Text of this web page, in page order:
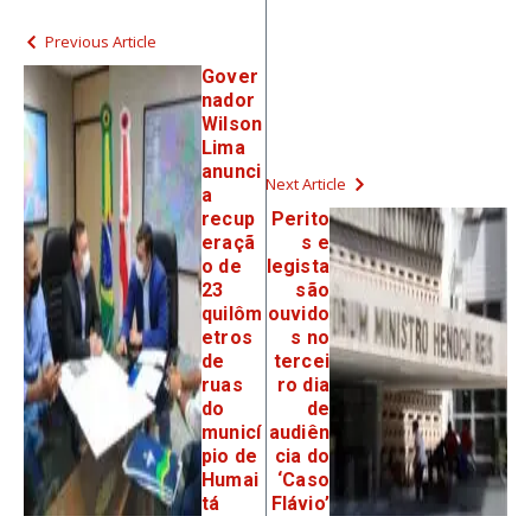
Previous Article
Gover
nador
Wilson
Lima
anunci
a
recup
eraçã
o de
23
quilôm
etros
de
ruas
do
municí
pio de
Humai
tá
Next Article
Perito
s e
legista
são
ouvido
s no
tercei
ro dia
de
audiên
cia do
‘Caso
Flávio’